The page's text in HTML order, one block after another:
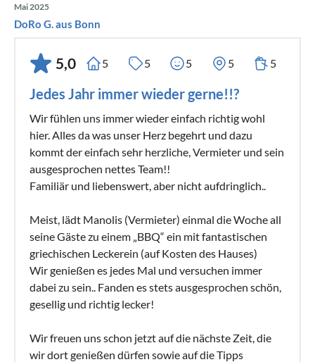
Mai 2025
DoRo G. aus Bonn
5,0 5 5 5 5 5
Jedes Jahr immer wieder gerne!!?
Wir fühlen uns immer wieder einfach richtig wohl
hier. Alles da was unser Herz begehrt und dazu
kommt der einfach sehr herzliche, Vermieter und sein
ausgesprochen nettes Team!!
Familiär und liebenswert, aber nicht aufdringlich..
Meist, lädt Manolis (Vermieter) einmal die Woche all
seine Gäste zu einem „BBQ“ ein mit fantastischen
griechischen Leckerein (auf Kosten des Hauses)
Wir genießen es jedes Mal und versuchen immer
dabei zu sein.. Fanden es stets ausgesprochen schön,
gesellig und richtig lecker!
Wir freuen uns schon jetzt auf die nächste Zeit, die
wir dort genießen dürfen sowie auf die Tipps